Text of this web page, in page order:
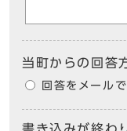
当町からの回答
回答をメール
書き込みが終わ